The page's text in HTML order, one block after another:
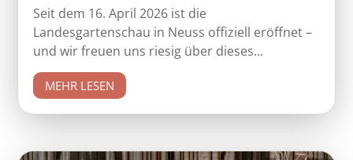
Seit dem 16. April 2026 ist die
Landesgartenschau in Neuss offiziell eröffnet –
und wir freuen uns riesig über dieses...
MEHR LESEN